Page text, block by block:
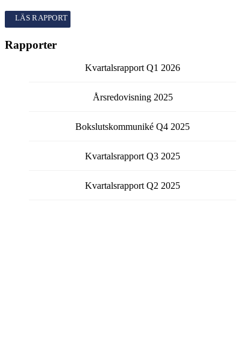
Kvartalsrapport
Rapporter
Kvartalsrapport Q1 2026
Årsredovisning 2025
Bokslutskommuniké Q4 2025
Kvartalsrapport Q3 2025
Kvartalsrapport Q2 2025